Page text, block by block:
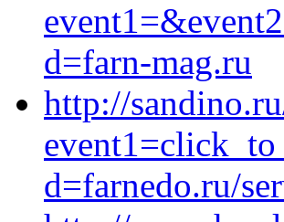
d=farn-mag.ru
http://
d=farnedo.ru/